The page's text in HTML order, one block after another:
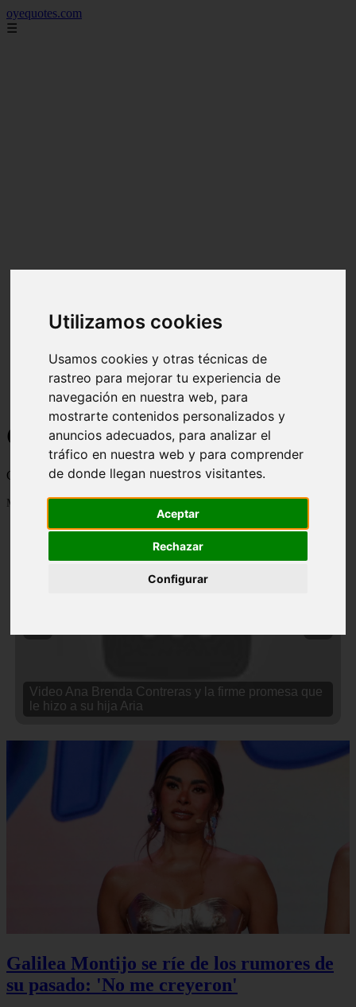
Utilizamos cookies
Usamos cookies y otras técnicas de
rastreo para mejorar tu experiencia de
navegación en nuestra web, para
mostrarte contenidos personalizados y
anuncios adecuados, para analizar el
tráfico en nuestra web y para comprender
de donde llegan nuestros visitantes.
Aceptar
Rechazar
Configurar
oyequotes.com
☰
Curiosidades y Sabias que
Cosas curiosas, curiosidades, noticias impactantes y mucho mas
Mostrando 1 - 24 de 2834 artículos
Video Ana Brenda Contreras y la firme promesa que
le hizo a su hija Aria
Galilea Montijo se ríe de los rumores de
su pasado: 'No me creyeron'